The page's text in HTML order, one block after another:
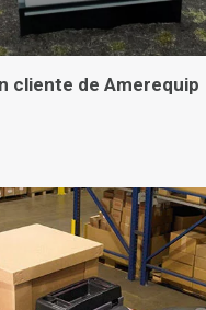
cliente de Amerequip